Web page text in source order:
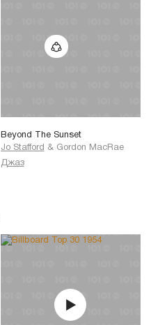
Beyond The Sunset
Jo Stafford & Gordon MacRae
Джаз